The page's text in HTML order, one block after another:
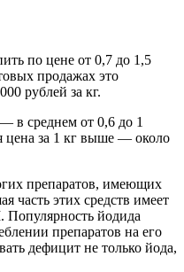
по цене от 0,7 до 1,5
продажах это
рублей за кг.
в среднем от 0,6 до 1
цена за 1 кг выше — около
препаратов, имеющих
часть этих средств имеет
Популярность йодида
препаратов на его
дефицит не только йода,